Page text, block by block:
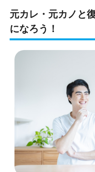
元カレ・元カノと
になろう！